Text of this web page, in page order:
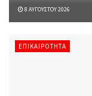
8 ΑΥΓΟΎΣΤΟΥ 2026
ΕΠΙΚΑΙΡΌΤΗΤΑ